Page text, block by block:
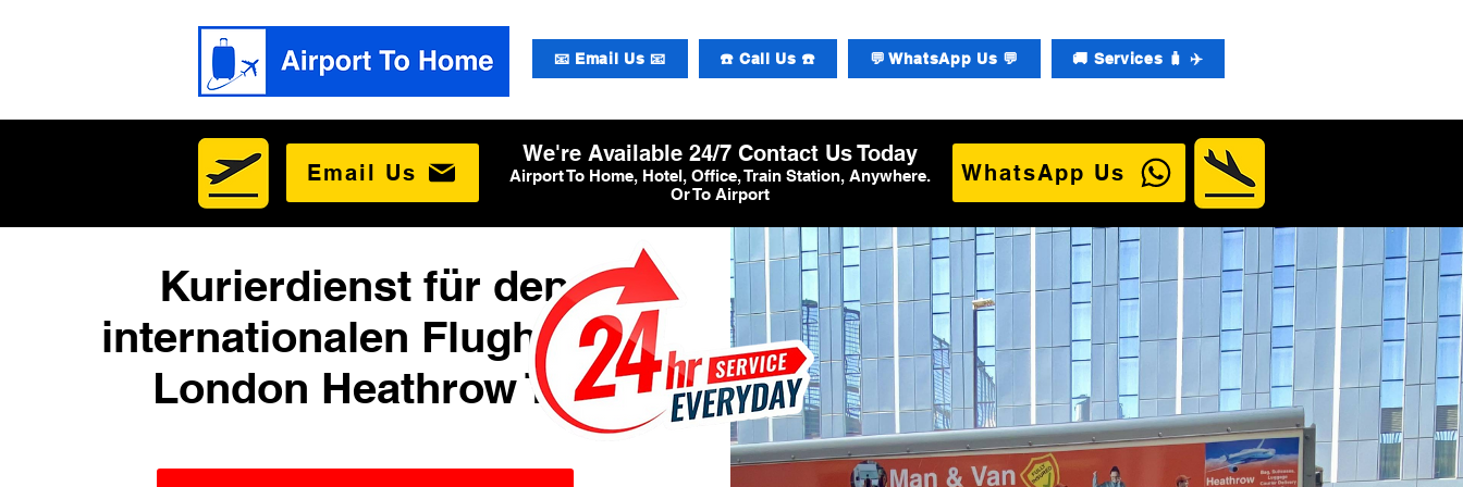
📧 Email Us 📧 ☎️ Call Us ☎️ 💬 WhatsApp Us 💬 🚚 Services 🧳 ✈️
Email Us
We're Available 24/7 Contact Us Today
Airport To Home, Hotel, Office, Train Station, Anywhere.
Or To Airport
WhatsApp Us
Kurierdienst für den
internationalen Flughafen
London Heathrow T3